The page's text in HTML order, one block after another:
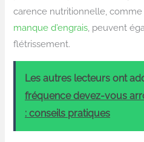
carence nutritionnelle,
manque d’engrais , peuvent
flétrissement.
Les autres lecteurs ont
fréquence devez-vous
: conseils pratiques